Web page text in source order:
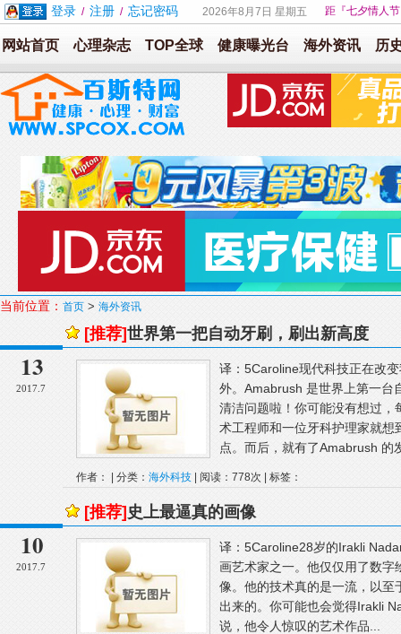
登录 / 注册 / 忘记密码 2026年8月7日 星期五 距『七夕情人
网站首页 心理杂志 TOP全球 健康曝光台 海外资讯 历
当前位置： 首页 > 海外资讯
13
2017.7
[推荐]世界第一把自动牙刷，刷出新高度
译：5Caroline现代科技正在改
外。Amabrush 是世界上第一台
清洁问题啦！你可能没有想过
术工程师和一位牙科护理家就
点。而后，就有了Amabrush 的
作者： | 分类： 海外科技 | 阅读：778次 | 标签：
10
2017.7
[推荐] 史上最逼真的画像
译：5Caroline28岁的Irakli
画艺术家之一。他仅仅用了数
像。他的技术真的是一流，以
出来的。你可能也会觉得Irakli
说，他令人惊叹的艺术作品...